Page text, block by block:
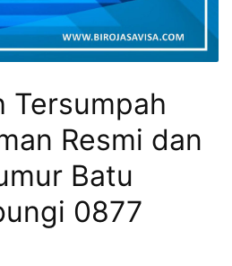
Tersumpah
Resmi dan
Batu
0877